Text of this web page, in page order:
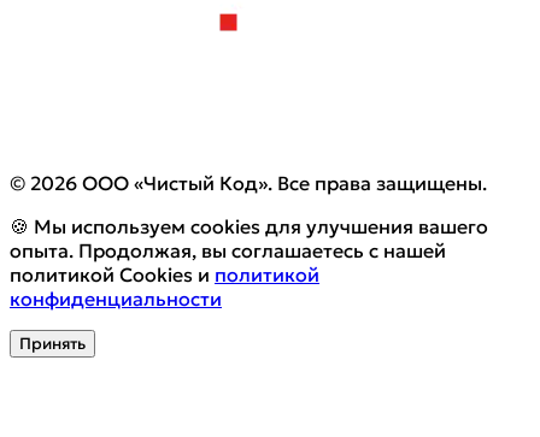
© 2026 ООО «Чистый Код». Все права защищены.
🍪 Мы используем cookies для улучшения вашего
опыта. Продолжая, вы соглашаетесь с нашей
политикой Cookies и политикой
конфиденциальности
Принять